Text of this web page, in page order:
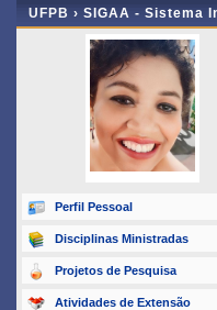
UFPB › SIGAA - Sistema
Perfil Pessoal
Disciplinas Ministradas
Projetos de Pesquisa
Atividades de Extensão